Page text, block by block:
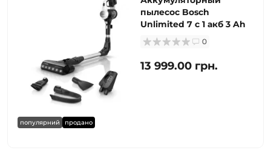
популярний продано
пылесос Bosch
Unlimited 7 с 1 акб 3 Ah
0
13 999.00 грн.